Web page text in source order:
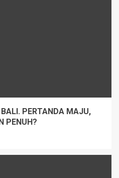
PERTANDA MAJU,
PENUH?